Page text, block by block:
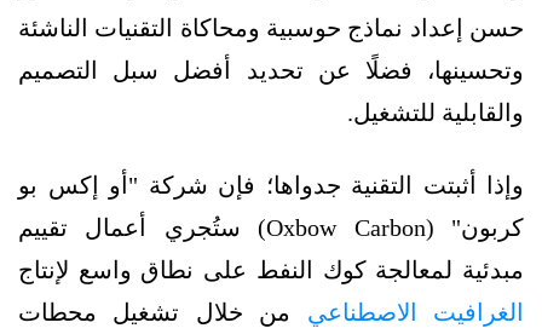
حسن إعداد نماذج حوسبية ومحاكاة التقنيات الناشئة
وتحسينها، فضلًا عن تحديد أفضل سبل التصميم
والقابلية للتشغيل.
وإذا أثبتت التقنية جدواها؛ فإن شركة "أو إكس بو
كربون" (Oxbow Carbon) ستُجري أعمال تقييم
مبدئية لمعالجة كوك النفط على نطاق واسع لإنتاج
الغرافيت الاصطناعي من خلال تشغيل محطات